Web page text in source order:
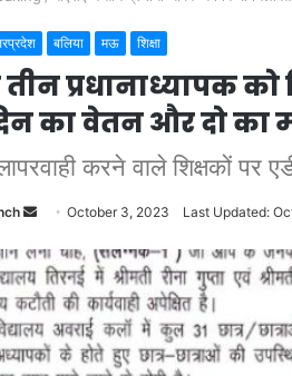
बलिया मऊ शिक्षा
प्रधानाध्यापक
का वेतन और दो का
करने वाले शिक्षकों पर
Send
email
October 3, 2023 Last Updated: